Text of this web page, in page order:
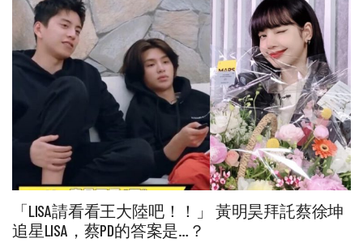
「LISA請看看王大陸吧！！」 黃明昊拜託蔡徐坤
追星LISA，蔡PD的答案是…？